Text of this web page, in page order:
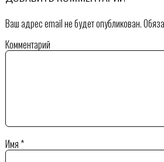
Ваш адрес email не будет опубликован.
Комментарий
Имя*